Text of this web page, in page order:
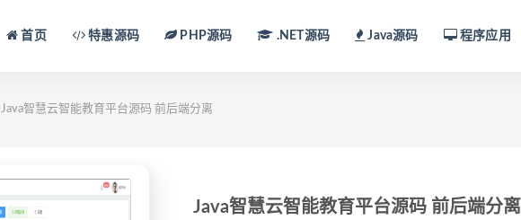
首页 特惠源码 PHP源码 .NET源码 Java源码 程序应用
Java智慧云智能教育平台源码 前后端分离
Java智慧云智能教育平台源码 前后端分离